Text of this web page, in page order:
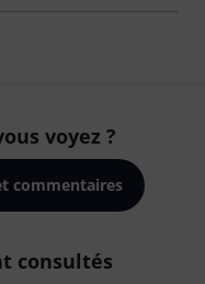
voyez ?
commentaires
consultés